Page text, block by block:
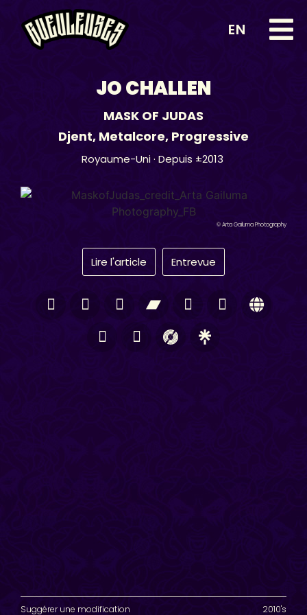
EN
JO CHALLEN
MASK OF JUDAS
Djent, Metalcore, Progressive
Royaume-Uni · Depuis ±2013
© Arta Gailuma Photography
Lire l'article Entrevue
Suggérer une modification 2010's